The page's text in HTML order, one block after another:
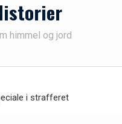
himmel og jord
i strafferet